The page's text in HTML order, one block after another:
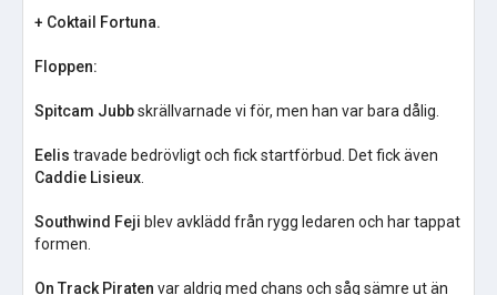
+ Coktail Fortuna.
Floppen:
Spitcam Jubbskrällvarnade vi för, men han var bara dålig.
Eelis travade bedrövligt och fick startförbud. Det fick även
Caddie Lisieux
Southwind Feji blev avklädd från rygg ledaren och har tappat
formen.
On Track Piraten var aldrig med chans och såg sämre ut än